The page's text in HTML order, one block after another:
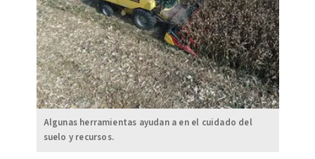
Algunas herramientas ayudan a en el cuidado del
suelo y recursos.